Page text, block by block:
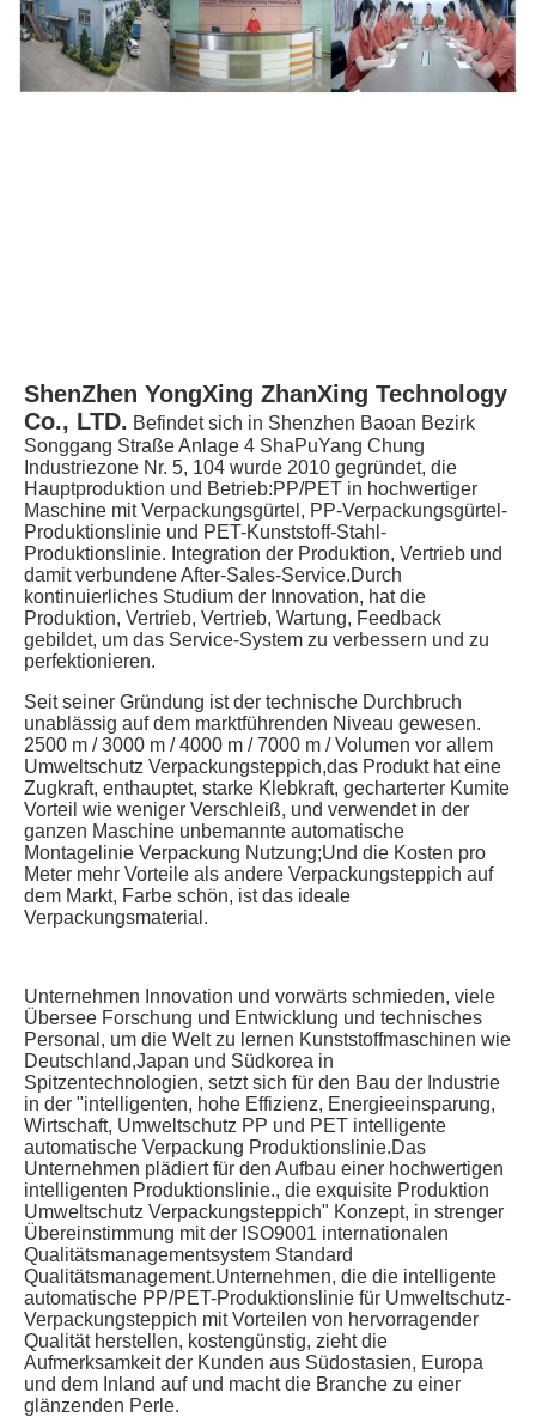
ShenZhen YongXing ZhanXing Technology
Co., LTD. Befindet sich in Shenzhen Baoan Bezirk
Songgang Straße Anlage 4 ShaPuYang Chung
Industriezone Nr. 5, 104 wurde 2010 gegründet, die
Hauptproduktion und Betrieb:PP/PET in hochwertiger
Maschine mit Verpackungsgürtel, PP-Verpackungsgürtel-
Produktionslinie und PET-Kunststoff-Stahl-
Produktionslinie. Integration der Produktion, Vertrieb und
damit verbundene After-Sales-Service.Durch
kontinuierliches Studium der Innovation, hat die
Produktion, Vertrieb, Vertrieb, Wartung, Feedback
gebildet, um das Service-System zu verbessern und zu
perfektionieren.
Seit seiner Gründung ist der technische Durchbruch
unablässig auf dem marktführenden Niveau gewesen.
2500 m / 3000 m / 4000 m / 7000 m / Volumen vor allem
Umweltschutz Verpackungsteppich,das Produkt hat eine
Zugkraft, enthauptet, starke Klebkraft, gecharterter Kumite
Vorteil wie weniger Verschleiß, und verwendet in der
ganzen Maschine unbemannte automatische
Montagelinie Verpackung Nutzung;Und die Kosten pro
Meter mehr Vorteile als andere Verpackungsteppich auf
dem Markt, Farbe schön, ist das ideale
Verpackungsmaterial.
Unternehmen Innovation und vorwärts schmieden, viele
Übersee Forschung und Entwicklung und technisches
Personal, um die Welt zu lernen Kunststoffmaschinen wie
Deutschland,Japan und Südkorea in
Spitzentechnologien, setzt sich für den Bau der Industrie
in der "intelligenten, hohe Effizienz, Energieeinsparung,
Wirtschaft, Umweltschutz PP und PET intelligente
automatische Verpackung Produktionslinie.Das
Unternehmen plädiert für den Aufbau einer hochwertigen
intelligenten Produktionslinie., die exquisite Produktion
Umweltschutz Verpackungsteppich" Konzept, in strenger
Übereinstimmung mit der ISO9001 internationalen
Qualitätsmanagementsystem Standard
Qualitätsmanagement.Unternehmen, die die intelligente
automatische PP/PET-Produktionslinie für Umweltschutz-
Verpackungsteppich mit Vorteilen von hervorragender
Qualität herstellen, kostengünstig, zieht die
Aufmerksamkeit der Kunden aus Südostasien, Europa
und dem Inland auf und macht die Branche zu einer
glänzenden Perle.